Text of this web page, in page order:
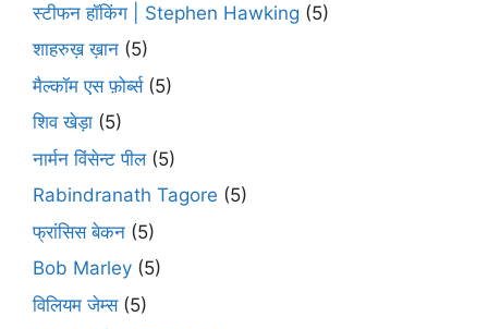
स्टीफन हॉकिंग | Stephen Hawking (5)
शाहरुख़ ख़ान (5)
मैल्कॉम एस फ़ोर्ब्स(5)
शिव खेड़ा (5)
नार्मन विंसेन्ट पील(5)
Rabindranath Tagore (5)
फ्रांसिस बेकन (5)
Bob Marley (5)
विलियम जेम्स(5)